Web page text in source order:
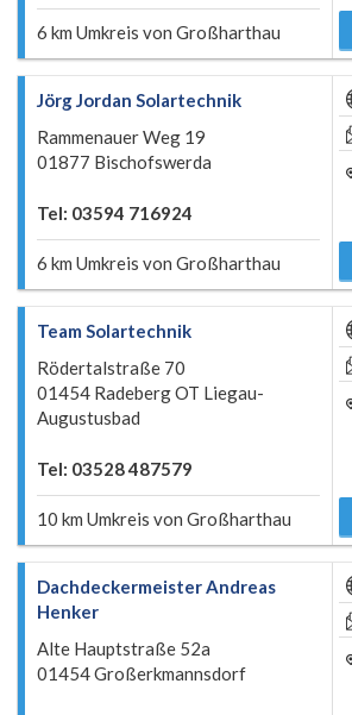
6 km Umkreis von Großharthau
Jörg Jordan Solartechnik
Rammenauer Weg 19
01877 Bischofswerda
Tel: 03594 716924
6 km Umkreis von Großharthau
Team Solartechnik
Rödertalstraße 70
01454 Radeberg OT Liegau-
Augustusbad
Tel: 03528 487579
10 km Umkreis von Großharthau
Dachdeckermeister Andreas
Henker
Alte Hauptstraße 52a
01454 Großerkmannsdorf